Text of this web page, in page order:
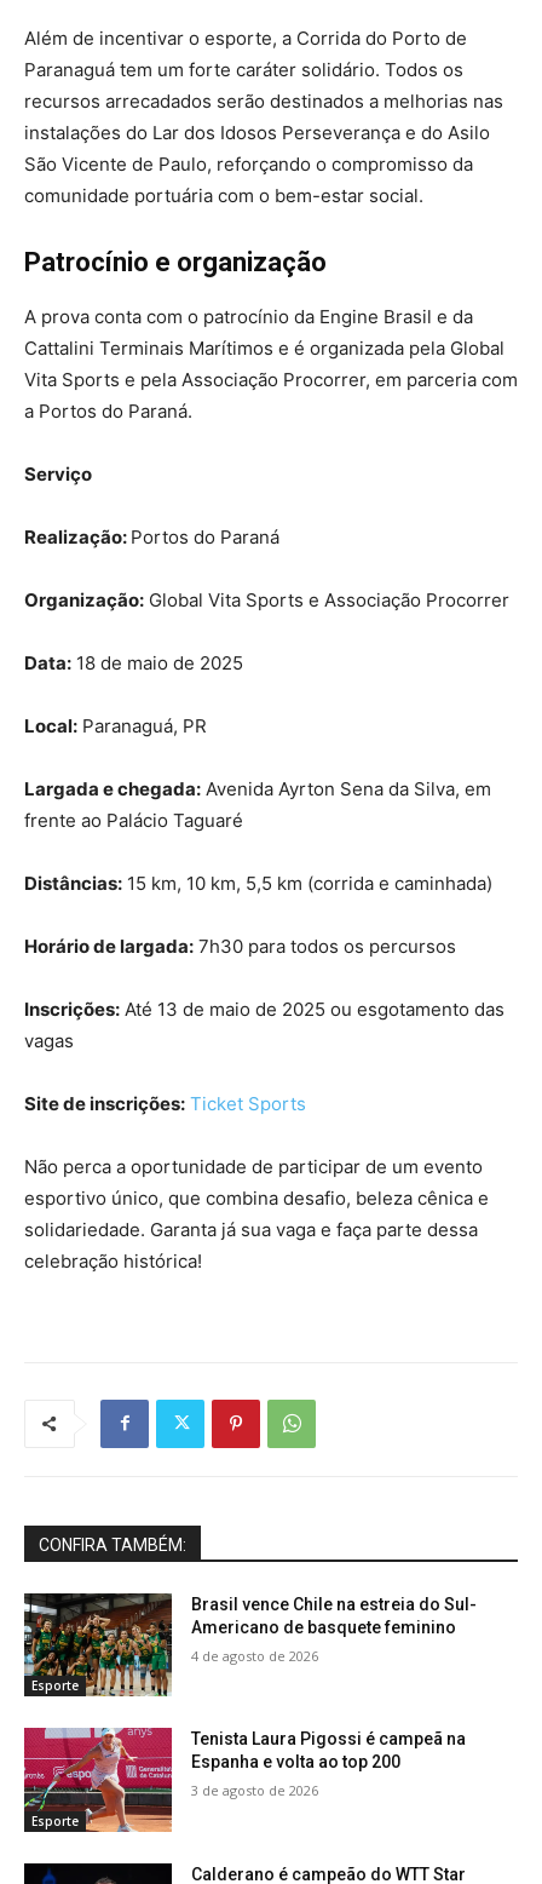
Além de incentivar o esporte, a Corrida do Porto de
Paranaguá tem um forte caráter solidário. Todos os
recursos arrecadados serão destinados a melhorias nas
instalações do Lar dos Idosos Perseverança e do Asilo
São Vicente de Paulo, reforçando o compromisso da
comunidade portuária com o bem-estar social.
Patrocínio e organização
A prova conta com o patrocínio da Engine Brasil e da
Cattalini Terminais Marítimos e é organizada pela Global
Vita Sports e pela Associação Procorrer, em parceria com
a Portos do Paraná.
Serviço
Realização: Portos do Paraná
Organização: Global Vita Sports e Associação Procorrer
Data: 18 de maio de 2025
Local: Paranaguá, PR
Largada e chegada: Avenida Ayrton Sena da Silva, em
frente ao Palácio Taguaré
Distâncias: 15 km, 10 km, 5,5 km (corrida e caminhada)
Horário de largada: 7h30 para todos os percursos
Inscrições: Até 13 de maio de 2025 ou esgotamento das
vagas
Site de inscrições: Ticket Sports
Não perca a oportunidade de participar de um evento
esportivo único, que combina desafio, beleza cênica e
solidariedade. Garanta já sua vaga e faça parte dessa
celebração histórica!
CONFIRA TAMBÉM:
Esporte
Brasil vence Chile na estreia do Sul-
Americano de basquete feminino
4 de agosto de 2026
Esporte
Tenista Laura Pigossi é campeã na
Espanha e volta ao top 200
3 de agosto de 2026
Calderano é campeão do WTT Star